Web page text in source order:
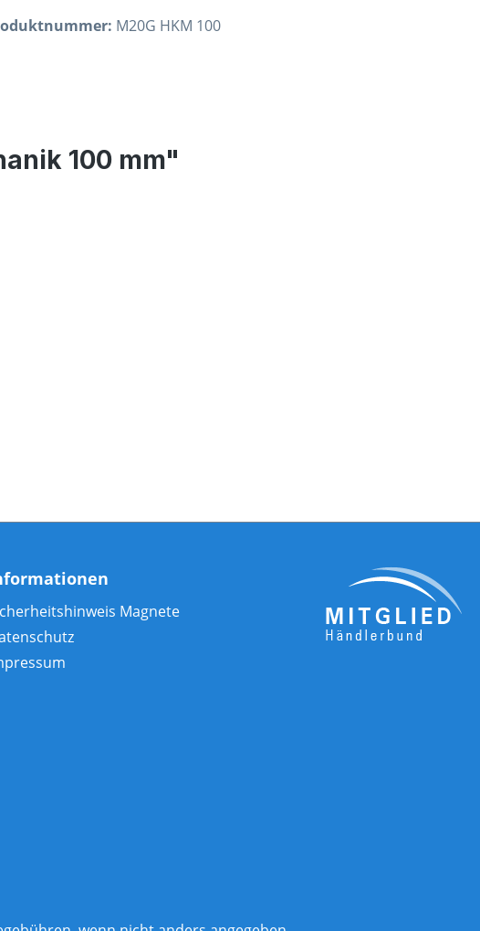
M20G HKM 100
100 mm"
Magnete